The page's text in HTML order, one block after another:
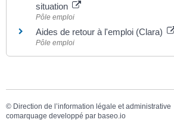
situation
Pôle emploi
Aides de retour à l'emploi (Clara)
Pôle emploi
© Direction de l’information légale et administrative
comarquage developpé par baseo.io